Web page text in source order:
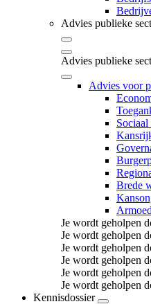
Advies publieke
Advies publieke
Advies voor
Brede
Je wordt geholpen
Je wordt geholpen
Je wordt geholpen
Je wordt geholpen
Je wordt geholpen
Je wordt geholpen
Kennisdossier